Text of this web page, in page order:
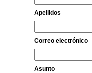
Apellidos
Correo electrónico
Asunto